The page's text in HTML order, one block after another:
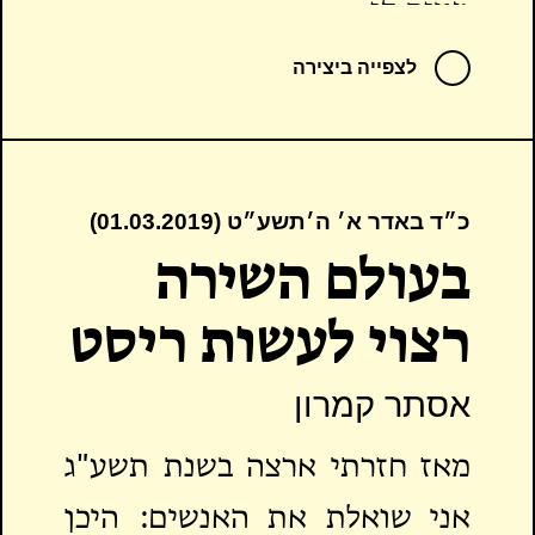
ברחובות ירושלמיים ארוכים,
מאריך את דרכי בסמטאות קטנות
בג'יבריש של יידיש וערבית,
משוחח עם חסידים בזברות
בדמיוני, הם חושבים שאני
משלהם.
יש לי פרפורמנס של מבקש. אני
מכופף את השכמות, מהדק
מַטִּיף לִי
דִּמְעָה וְטִפָּה
שֶׁל קְדֻשָּׁה וְגַעְגּוּעַ
לְהִלְכוֹת אַהֲבָה
וּקְדֻשַּׁת מְכַבְּדָהּ יוֹתֵר מִגּוּפוֹ
בְּאוֹתִיּוֹת לְבָנָה
בְּלִי כּוֹכָבִים
וְאוֹתִיּוֹת קְטַנּוֹת
לצפייה ביצירה
כ״ד באדר א׳ ה׳תשע״ט (01.03.2019)
בעולם השירה
רצוי לעשות ריסט
אסתר קמרון
מאז חזרתי ארצה בשנת תשע"ג
אני שואלת את האנשים: היכן